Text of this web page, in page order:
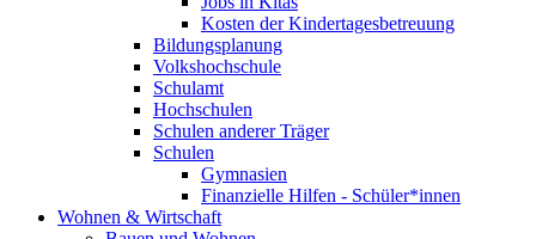
Kosten der Kindertagesbetreuung
Bildungsplanung
Volkshochschule
Schulamt
Hochschulen
Schulen anderer Träger
Schulen
Gymnasien
Finanzielle Hilfen - Schüler*innen
Wohnen & Wirtschaft